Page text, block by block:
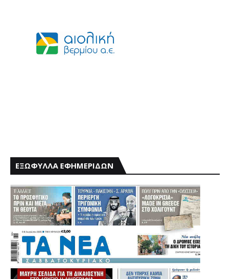
ΕΞΩΦΥΛΛΑ ΕΦΗΜΕΡΙΔΩΝ